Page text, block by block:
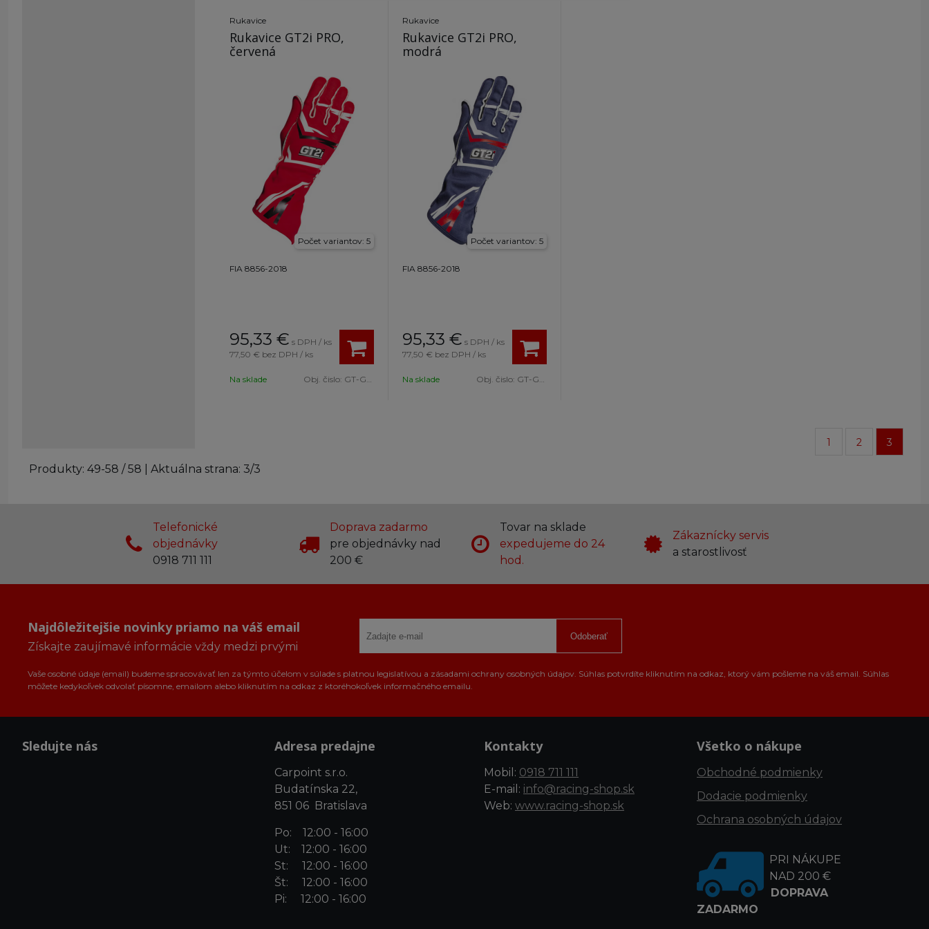
Rukavice
Rukavice GT2i PRO,
červená
Počet variantov: 5
FIA 8856-2018
95,33 € s DPH / ks
77,50 € bez DPH / ks
Na sklade Obj. čislo: GT-GANTS6.R.L
Rukavice
Rukavice GT2i PRO,
modrá
Počet variantov: 5
FIA 8856-2018
95,33 € s DPH / ks
77,50 € bez DPH / ks
Na sklade Obj. čislo: GT-GANTS6.B.M
1 2 3
Produkty: 49-58 /58 | Aktuálna strana: 3/3
Telefonické
objednávky
0918 711 111
Doprava zadarmo
pre objednávky nad
200 €
Tovar na sklade
expedujeme do 24
hod.
Zákaznícky servis
a starostlivosť
Najdôležitejšie novinky priamo na váš email
Získajte zaujímavé informácie vždy medzi prvými
Odoberať
Vaše osobné údaje (email) budeme spracovávať len za týmto účelom v súlade s platnou legislatívou a zásadami ochrany osobných údajov. Súhlas potvrdíte kliknutím na odkaz, ktorý vám pošleme na váš email. Súhlas
môžete kedykoľvek odvolať písomne, emailom alebo kliknutím na odkaz z ktoréhokoľvek informačného emailu.
Sledujte nás Adresa predajne
Carpoint s.r.o.
Budatínska 22,
851 06 Bratislava
Po: 12:00 - 16:00
Ut: 12:00 - 16:00
St: 12:00 - 16:00
Št: 12:00 - 16:00
Pi: 12:00 - 16:00
Kontakty
Mobil: 0918 711 111
E-mail: info@racing-shop.sk
Web: www.racing-shop.sk
Všetko o nákupe
Obchodné podmienky
Dodacie podmienky
Ochrana osobných údajov
PRI NÁKUPE
NAD 200 €
DOPRAVA
ZADARMO